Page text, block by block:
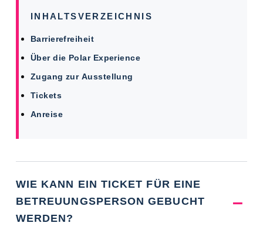
INHALTSVERZEICHNIS
Barrierefreiheit
Über die Polar Experience
Zugang zur Ausstellung
Tickets
Anreise
WIE KANN EIN TICKET FÜR EINE
BETREUUNGSPERSON GEBUCHT
WERDEN?